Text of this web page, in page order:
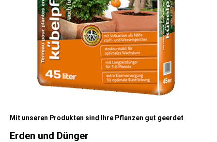
Mit unseren Produkten sind Ihre Pflanzen gut geerdet
Erden und Dünger